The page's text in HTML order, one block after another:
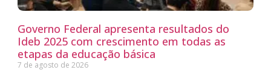
Governo Federal apresenta resultados do
Ideb 2025 com crescimento em todas as
etapas da educação básica
7 de agosto de 2026